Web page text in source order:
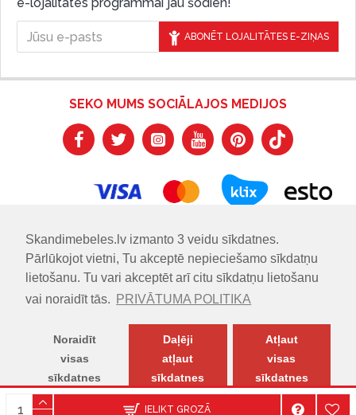
Skandimebeles.lv izmanto 3 veidu sīkdatnes.
Pārlūkojot vietni, Tu akceptē nepieciešamo sīkdatņu
lietošanu. Tu vari akceptēt arī citu sīkdatņu lietošanu
vai noraidīt tās.
PRIVĀTUMA POLITIKA
Noraidīt
visas
sīkdatnes
Daļēji
atļaut
sīkdatnes
Atļaut
visas
sīkdatnes
IELIKT GROZĀ
ABONĒT LOJALITĀTES E-ZIŅAS
SEKO MUMS SOCIĀLAJOS MEDIJOS
© SKANDIMĒBELES.LV | Skandināvu dizaina mēbeļu salons.